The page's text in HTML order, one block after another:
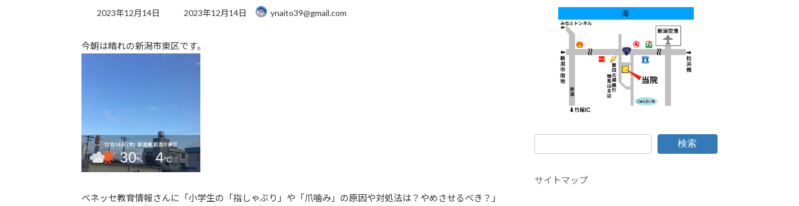
2023年12月14日
最
新
2023年12月14日 ynaito39@gmail.com
今朝は晴れの新潟市東区です。
ベネッセ教育情報さんに「小学生の「指しゃぶり」や「爪噛み」の原因や対処法は？やめさせるべき？」
検索
サイトマップ